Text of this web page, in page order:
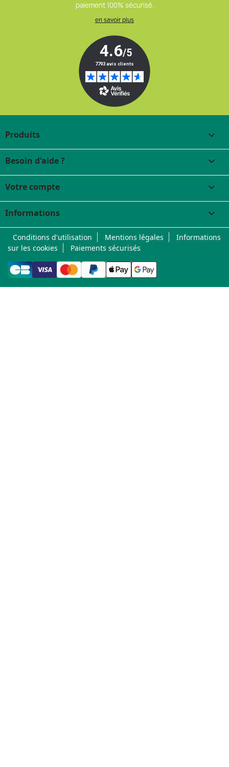
paiement 100% sécurisé.
en savoir plus
Produits 
Besoin d'aide ? 
Votre compte 
Informations keyboard_arrow_down
Conditions d'utilisation Mentions légales
Informations
sur les cookies
Paiements sécurisés